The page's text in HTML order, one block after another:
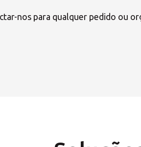
nos para qualquer pedido ou